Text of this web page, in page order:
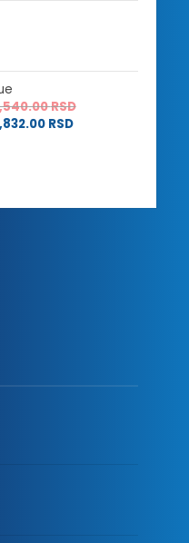
RSDRaspon
RSDRaspon
2,832.00 RSD